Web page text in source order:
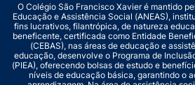
O Colégio São Francisco Xavier é mantido
Educação e Assistência Social (ANEAS),
fins lucrativos, filantrópica, de natureza
beneficente, certificada como Entidade
(CEBAS), nas áreas de educação e
educação, desenvolve o Programa de
(PIEA), oferecendo bolsas de estudo e
níveis de educação básica, garantindo o